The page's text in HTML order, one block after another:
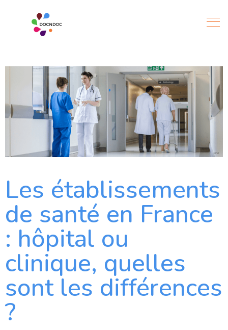
Les établissements
de santé en France
: hôpital ou
clinique, quelles
sont les différences
?